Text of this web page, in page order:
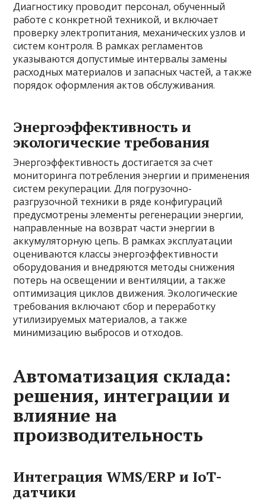
Диагностику проводит персонал, обученный
работе с конкретной техникой, и включает
проверку электропитания, механических узлов и
систем контроля. В рамках регламентов
указываются допустимые интервалы замены
расходных материалов и запасных частей, а также
порядок оформления актов обслуживания.
Энергоэффективность и
экологические требования
Энергоэффективность достигается за счет
мониторинга потребления энергии и применения
систем рекуперации. Для погрузочно-
разгрузочной техники в ряде конфигураций
предусмотрены элементы регенерации энергии,
направленные на возврат части энергии в
аккумуляторную цепь. В рамках эксплуатации
оцениваются классы энергоэффективности
оборудования и внедряются методы снижения
потерь на освещении и вентиляции, а также
оптимизация циклов движения. Экологические
требования включают сбор и переработку
утилизируемых материалов, а также
минимизацию выбросов и отходов.
Автоматизация склада:
решения, интеграции и
влияние на
производительность
Интеграция WMS/ERP и IoT-
датчики